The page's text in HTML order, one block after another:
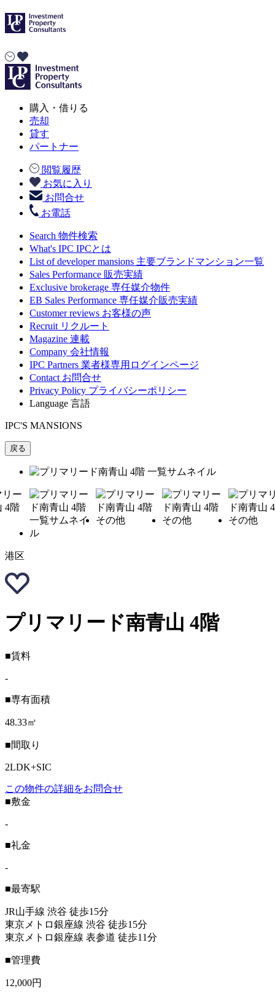
購入・借りる
売却
貸す
パートナー
閲覧履歴
お気に入り
お問合せ
お電話
Search 物件検索
What's IPC IPCとは
List of developer mansions 主要ブランドマンション一覧
Sales Performance 販売実績
Exclusive brokerage 専任媒介物件
EB Sales Performance 専任媒介販売実績
Customer reviews お客様の声
Recruit リクルート
Magazine 連載
Company 会社情報
IPC Partners 業者様専用ログインページ
Contact お問合せ
Privacy Policy プライバシーポリシー
Language 言語
IPC'S MANSIONS
戻る
港区
プリマリード南青山 4階
■賃料
-
■専有面積
48.33㎡
■間取り
2LDK+SIC
この物件の詳細をお問合せ
■敷金
-
■礼金
-
■最寄駅
JR山手線 渋谷 徒歩15分
東京メトロ銀座線 渋谷 徒歩15分
東京メトロ銀座線 表参道 徒歩11分
■管理費
12,000円